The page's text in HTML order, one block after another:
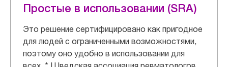
Простые в использовании (SRA)
Это решение сертифицировано как пригодное
для людей с ограниченными возможностями,
поэтому оно удобно в использовании для